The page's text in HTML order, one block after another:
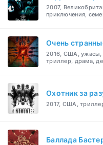
2007,
приключения,
Очень
2016, США, ужасы,
триллер, драма,
Охотник за
2017, США,
Баллада